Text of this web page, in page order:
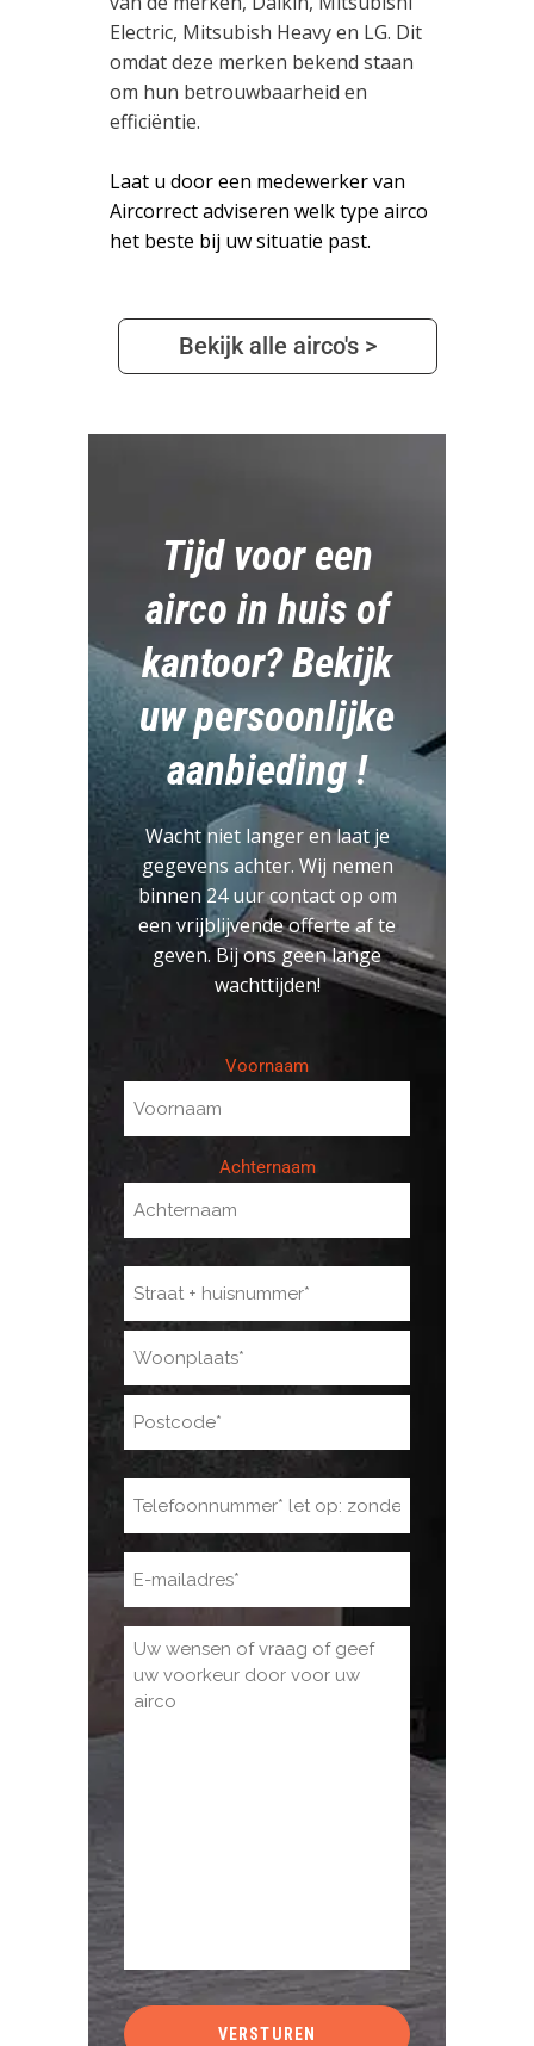
Electric, Mitsubish Heavy en LG. Dit
omdat deze merken bekend staan
om hun betrouwbaarheid en
efficiëntie.
Laat u door een medewerker van
Aircorrect adviseren welk type airco
het beste bij uw situatie past.
Bekijk alle airco's >
Tijd voor een
airco in huis of
kantoor? Bekijk
uw persoonlijke
aanbieding !
Wacht niet langer en laat je
gegevens achter. Wij nemen
binnen 24 uur contact op om
een vrijblijvende offerte af te
geven. Bij ons geen lange
wachttijden!
Naam
Voornaam
Achternaam
(Vereist)
(Vereist)